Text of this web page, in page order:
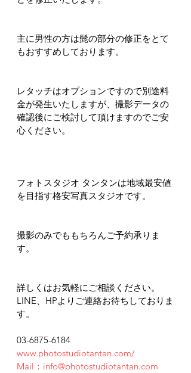
主に男性の方は髭の部分の修正をとて
もおすすめしております。
レタッチはオプションですので別途料
金が発生いたしますが、撮影データの
確認後にご検討して頂けますのでご安
心ください。
フォトスタジオ タンタンは地域最安値
を目指す格安写真スタジオです。
撮影のみでももちろんご予約承りま
す。
詳しくはお気軽にご相談ください。
LINE、HPよりご連絡お待ちしておりま
す。
03-6875-6184
www.photostudiotantan.com/
Mail：info@photostudiotantan.com